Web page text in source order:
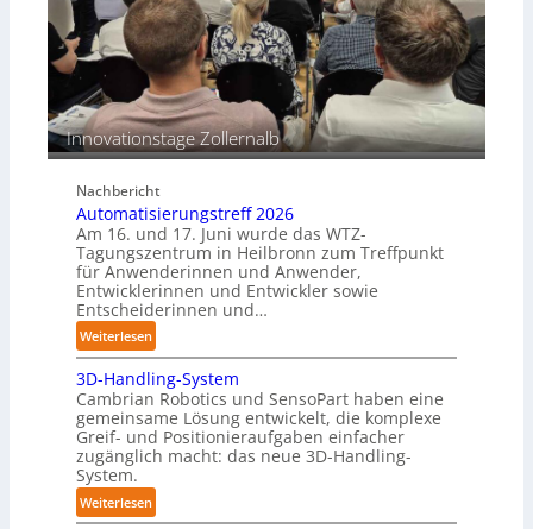
i
n
e
p
e
r
o
b
o
t
n
s
s
t
ä
i
g
e
P
o
l
y
m
e
r
l
a
g
e
Innovationstage Zollernalb
Nachbericht
Automatisierungstreff 2026
Am 16. und 17. Juni wurde das WTZ-
Tagungszentrum in Heilbronn zum Treffpunkt
für Anwenderinnen und Anwender,
Entwicklerinnen und Entwickler sowie
Entscheiderinnen und…
Weiterlesen:
A
u
t
o
m
t
i
3D-Handling-System
Cambrian Robotics und SensoPart haben eine
gemeinsame Lösung entwickelt, die komplexe
Greif- und Positionieraufgaben einfacher
zugänglich macht: das neue 3D-Handling-
System.
Weiterlesen:
3